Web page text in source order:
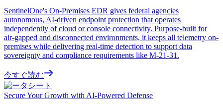
SentinelOne's On-Premises EDR gives federal agencies
autonomous, AI-driven endpoint protection that operates
independently of cloud or console connectivity. Purpose-built for
air-gapped and disconnected environments, it keeps all telemetry on-
premises while delivering real-time detection to support data
sovereignty and compliance requirements like M-21-31.
今すぐ読む
データシート
Secure Your Growth with AI-Powered Defense